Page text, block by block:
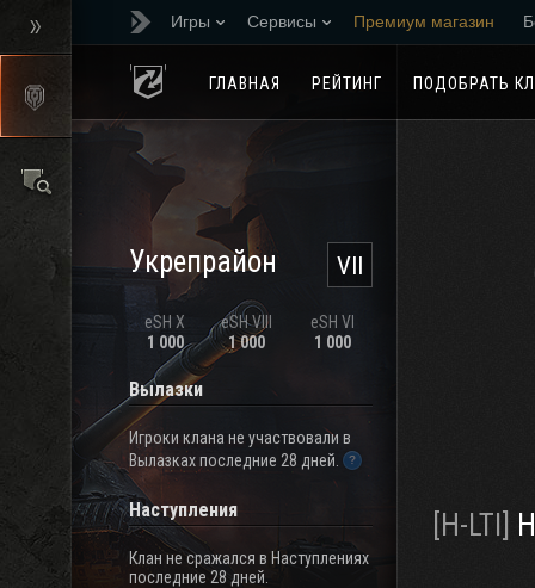
Игры Сервисы Премиум магазин
ГЛАВНАЯ
РЕЙТИНГ ПОДОБРАТЬ
VII
Укрепрайон
eSH X
1 000
eSH VIII
1 000
eSH VI
1 000
Вылазки
Игроки клана не участвовали в
Вылазках последние 28 дней.
Наступления
Клан не сражался в Наступлениях
последние 28 дней.
[H-LTI]